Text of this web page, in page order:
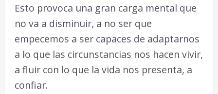
Esto provoca una gran carga mental que
no va a disminuir, a no ser que
empecemos a ser capaces de adaptarnos
a lo que las circunstancias nos hacen vivir,
a fluir con lo que la vida nos presenta, a
confiar.